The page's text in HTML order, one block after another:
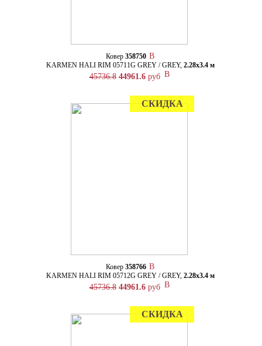
Ковер 358750
KARMEN HALI RIM 05711G GREY / GREY, 2.28х3.4 м
45736.8 44961.6руб
СКИДКА
Ковер 358766
KARMEN HALI RIM 05712G GREY / GREY, 2.28х3.4 м
45736.8 44961.6руб
СКИДКА